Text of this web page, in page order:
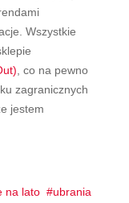
Wszystkie
, co na pewno
zagranicznych
jestem
na lato
ubrania